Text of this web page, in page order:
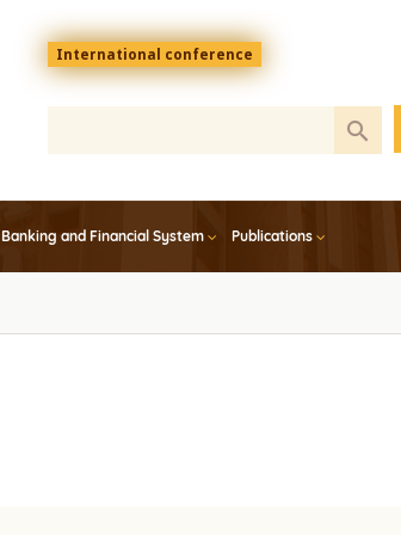
Menu
top
En
International conference
Banking and Financial System Publications